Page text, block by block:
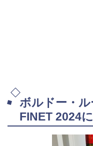
ボルドー・
FINET 2024